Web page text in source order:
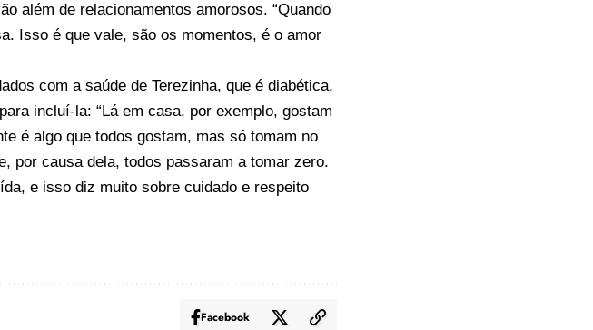
além de relacionamentos amorosos. “Quando
Isso é que vale, são os momentos, é o amor
com a saúde de Terezinha, que é diabética,
incluí-la: “Lá em casa, por exemplo, gostam
é algo que todos gostam, mas só tomam no
por causa dela, todos passaram a tomar zero.
e isso diz muito sobre cuidado e respeito
Facebook